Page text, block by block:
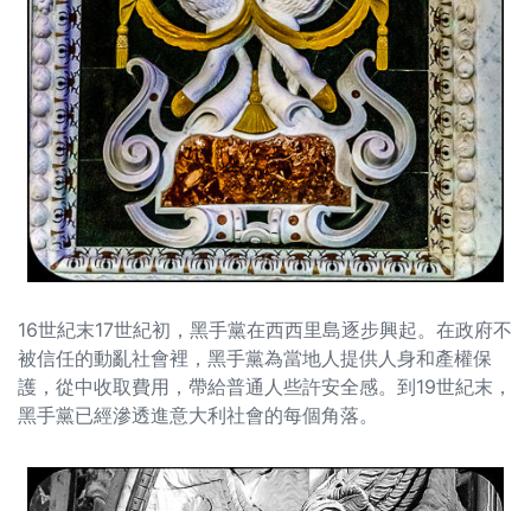
16世紀末17世紀初，黑手黨在西西里島逐步興起。在政府不
被信任的動亂社會裡，黑手黨為當地人提供人身和產權保
護，從中收取費用，帶給普通人些許安全感。到19世紀末，
黑手黨已經滲透進意大利社會的每個角落。